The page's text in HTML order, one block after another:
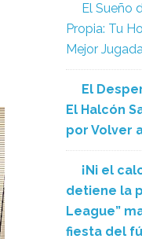
El Sueño
Propia: Tu
Mejor
El
El Halcón
por Volver
¡Ni el
detiene la
League”
fiesta del